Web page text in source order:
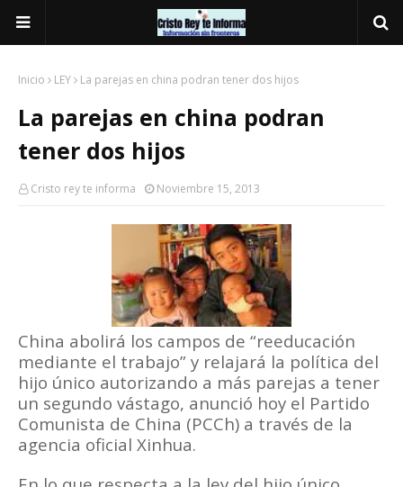
Inicio LEY La parejas en china podran tener dos hijos
La parejas en china podran
tener dos hijos
Cristo rey te informa Noviembre 15, 2013
China abolirá los campos de “reeducación
mediante el trabajo” y relajará la política del
hijo único autorizando a más parejas a tener
un segundo vástago, anunció hoy el Partido
Comunista de China (PCCh) a través de la
agencia oficial Xinhua.